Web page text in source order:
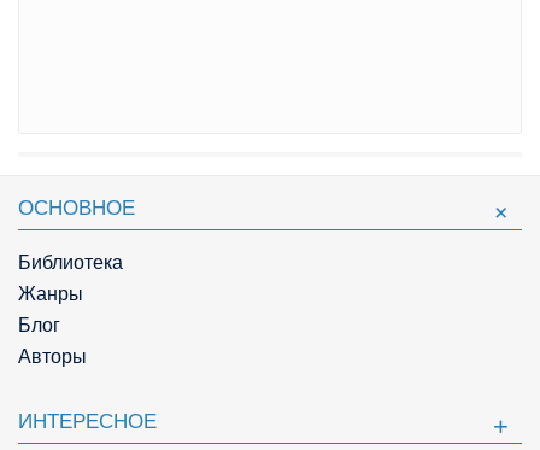
ОСНОВНОЕ
Библиотека
Жанры
Блог
Авторы
ИНТЕРЕСНОЕ